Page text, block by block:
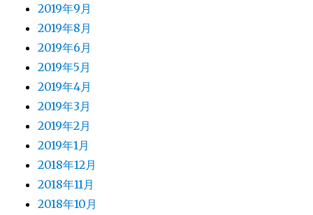
2019年9月
2019年8月
2019年6月
2019年5月
2019年4月
2019年3月
2019年2月
2019年1月
2018年12月
2018年11月
2018年10月